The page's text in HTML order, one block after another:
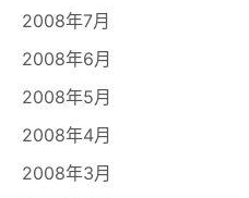
2008年7月
2008年6月
2008年5月
2008年4月
2008年3月